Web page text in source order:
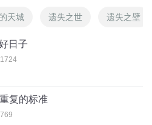
天城 遗失之世 遗失之壁
日子
1724
复的标准
769